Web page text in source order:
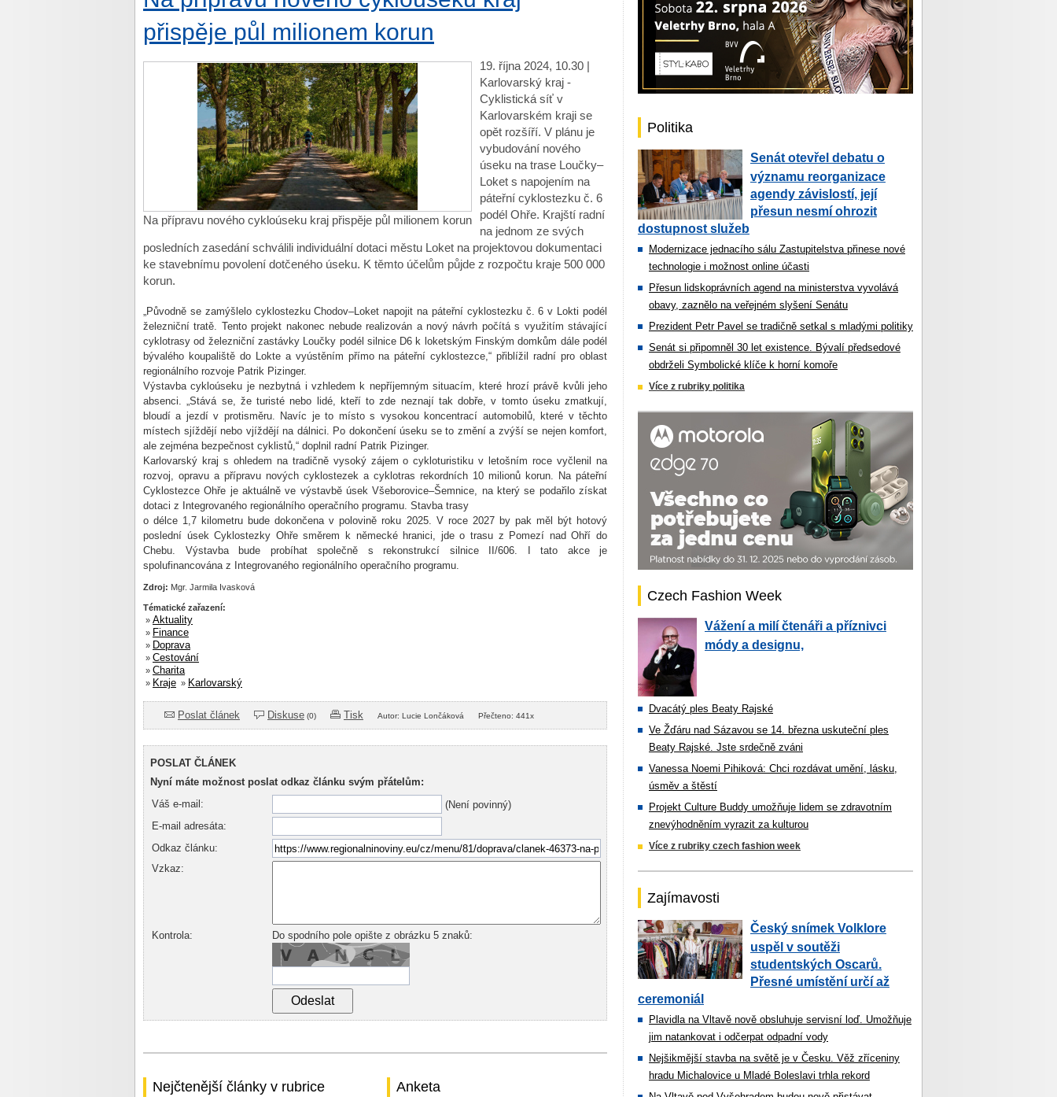
přispěje půl milionem korun
Na přípravu nového cykloúseku kraj přispěje půl milionem korun
19. října 2024, 10.30 |
Karlovarský kraj -
Cyklistická síť v
Karlovarském kraji se
opět rozšíří. V plánu je
vybudování nového
úseku na trase Loučky–
Loket s napojením na
páteřní cyklostezku č. 6
podél Ohře. Krajští radní
na jednom ze svých
posledních zasedání schválili individuální dotaci městu Loket na projektovou dokumentaci
ke stavebnímu povolení dotčeného úseku. K těmto účelům půjde z rozpočtu kraje 500 000
korun.
„Původně se zamýšlelo cyklostezku Chodov–Loket napojit na páteřní cyklostezku č. 6 v Lokti podél
železniční tratě. Tento projekt nakonec nebude realizován a nový návrh počítá s využitím stávající
cyklotrasy od železniční zastávky Loučky podél silnice D6 k loketským Finským domkům dále podél
bývalého koupaliště do Lokte a vyústěním přímo na páteřní cyklostezce,“ přiblížil radní pro oblast
regionálního rozvoje Patrik Pizinger.
Výstavba cykloúseku je nezbytná i vzhledem k nepříjemným situacím, které hrozí právě kvůli jeho
absenci. „Stává se, že turisté nebo lidé, kteří to zde neznají tak dobře, v tomto úseku zmatkují,
bloudí a jezdí v protisměru. Navíc je to místo s vysokou koncentrací automobilů, které v těchto
místech sjíždějí nebo vjíždějí na dálnici. Po dokončení úseku se to změní a zvýší se nejen komfort,
ale zejména bezpečnost cyklistů,“ doplnil radní Patrik Pizinger.
Karlovarský kraj s ohledem na tradičně vysoký zájem o cykloturistiku v letošním roce vyčlenil na
rozvoj, opravu a přípravu nových cyklostezek a cyklotras rekordních 10 milionů korun. Na páteřní
Cyklostezce Ohře je aktuálně ve výstavbě úsek Všeborovice–Šemnice, na který se podařilo získat
dotaci z Integrovaného regionálního operačního programu. Stavba trasy
o délce 1,7 kilometru bude dokončena v polovině roku 2025. V roce 2027 by pak měl být hotový
poslední úsek Cyklostezky Ohře směrem k německé hranici, jde o trasu z Pomezí nad Ohří do
Chebu. Výstavba bude probíhat společně s rekonstrukcí silnice II/606. I tato akce je
spolufinancována z Integrovaného regionálního operačního programu.
Zdroj: Mgr. Jarmila Ivasková
Tématické zařazení:
» Aktuality
» Finance
» Doprava
» Cestování
» Charita
» Kraje » Karlovarský
Poslat článek Diskuse (0) Tisk Autor: Lucie Lončáková Přečteno: 441x
POSLAT ČLÁNEK
Nyní máte možnost poslat odkaz článku svým přátelům:
Váš e-mail:
(Není povinný)
E-mail adresáta:
Odkaz článku:
Vzkaz:
Kontrola: Do spodního pole opište z obrázku 5 znaků:
Nejčtenější články v rubrice Anketa
Politika
Senát otevřel debatu o
významu reorganizace
agendy závislostí, její
přesun nesmí ohrozit
dostupnost služeb
Modernizace jednacího sálu Zastupitelstva přinese nové
technologie i možnost online účasti
Přesun lidskoprávních agend na ministerstva vyvolává
obavy, zaznělo na veřejném slyšení Senátu
Prezident Petr Pavel se tradičně setkal s mladými politiky
Senát si připomněl 30 let existence. Bývalí předsedové
obdrželi Symbolické klíče k horní komoře
Více z rubriky politika
Czech Fashion Week
Vážení a milí čtenáři a příznivci
módy a designu,
Dvacátý ples Beaty Rajské
Ve Žďáru nad Sázavou se 14. března uskuteční ples
Beaty Rajské. Jste srdečně zváni
Vanessa Noemi Pihiková: Chci rozdávat umění, lásku,
úsměv a štěstí
Projekt Culture Buddy umožňuje lidem se zdravotním
znevýhodněním vyrazit za kulturou
Více z rubriky czech fashion week
Zajímavosti
Český snímek Volklore
uspěl v soutěži
studentských Oscarů.
Přesné umístění určí až
ceremoniál
Plavidla na Vltavě nově obsluhuje servisní loď. Umožňuje
jim natankovat i odčerpat odpadní vody
Nejšikmější stavba na světě je v Česku. Věž zříceniny
hradu Michalovice u Mladé Boleslavi trhla rekord